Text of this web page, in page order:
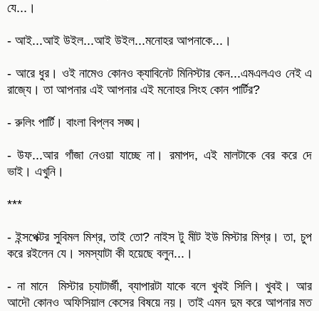
যে...।
- আই...আই উইল...আই উইল...মনোহর আপনাকে...।
- আরে ধুর। ওই নামেও কোনও ক্যাবিনেট মিনিস্টার কেন...এমএলএও নেই এ
রাজ্যে। তা আপনার এই আপনার এই মনোহর সিংহ কোন পার্টির?
- রুলিং পার্টি। বাংলা বিপ্লব সঙ্ঘ।
- উফ...আর গাঁজা নেওয়া যাচ্ছে না। রমাপদ, এই মালটাকে বের করে দে
ভাই। এখুনি।
***
- ইন্সপেক্টর সুবিমল মিশ্র, তাই তো? নাইস টু মীট ইউ মিস্টার মিশ্র। তা, চুপ
করে রইলেন যে। সমস্যাটা কী হয়েছে বলুন...।
- না মানে মিস্টার চ্যাটার্জী, ব্যাপারটা যাকে বলে খুবই সিলি। খুবই। আর
আদৌ কোনও অফিসিয়াল কেসের বিষয়ে নয়। তাই এমন দুম করে আপনার মত